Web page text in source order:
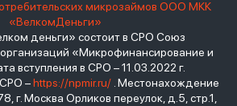
микрозаймов ООО МКК
«ВелкомДеньги»
деньги» состоит в СРО Союз
«Микрофинансирование и
вступления в СРО – 11.03.2022 г.
–https://npmir.ru/. Местонахождение
г. Москва Орликов переулок, д.5, стр.1,